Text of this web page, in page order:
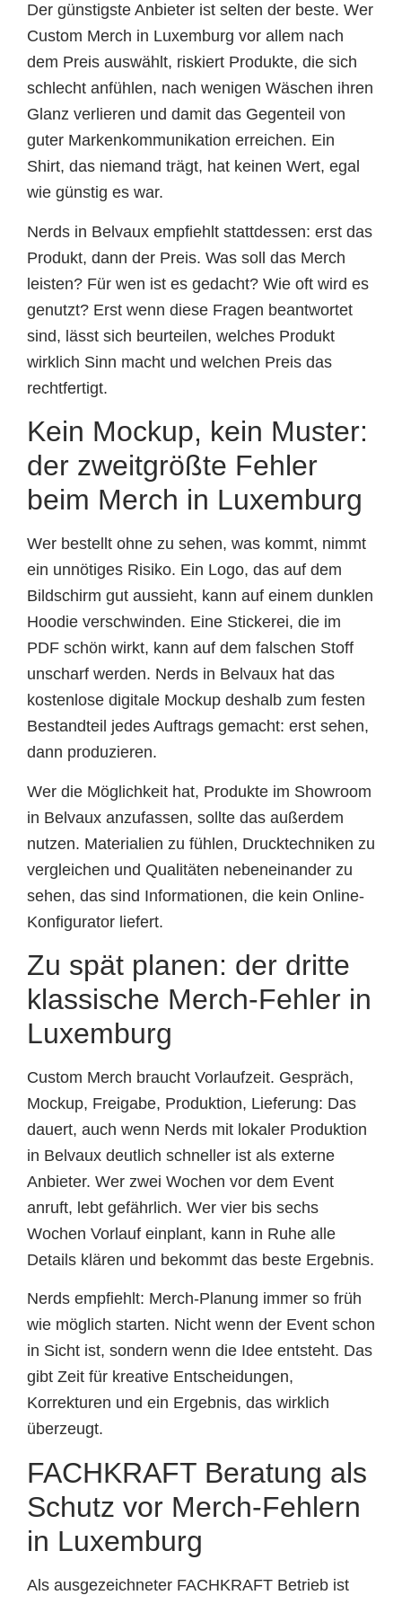
Der günstigste Anbieter ist selten der beste. Wer
Custom Merch in Luxemburg vor allem nach
dem Preis auswählt, riskiert Produkte, die sich
schlecht anfühlen, nach wenigen Wäschen ihren
Glanz verlieren und damit das Gegenteil von
guter Markenkommunikation erreichen. Ein
Shirt, das niemand trägt, hat keinen Wert, egal
wie günstig es war.
Nerds in Belvaux empfiehlt stattdessen: erst das
Produkt, dann der Preis. Was soll das Merch
leisten? Für wen ist es gedacht? Wie oft wird es
genutzt? Erst wenn diese Fragen beantwortet
sind, lässt sich beurteilen, welches Produkt
wirklich Sinn macht und welchen Preis das
rechtfertigt.
Kein Mockup, kein Muster:
der zweitgrößte Fehler
beim Merch in Luxemburg
Wer bestellt ohne zu sehen, was kommt, nimmt
ein unnötiges Risiko. Ein Logo, das auf dem
Bildschirm gut aussieht, kann auf einem dunklen
Hoodie verschwinden. Eine Stickerei, die im
PDF schön wirkt, kann auf dem falschen Stoff
unscharf werden. Nerds in Belvaux hat das
kostenlose digitale Mockup deshalb zum festen
Bestandteil jedes Auftrags gemacht: erst sehen,
dann produzieren.
Wer die Möglichkeit hat, Produkte im Showroom
in Belvaux anzufassen, sollte das außerdem
nutzen. Materialien zu fühlen, Drucktechniken zu
vergleichen und Qualitäten nebeneinander zu
sehen, das sind Informationen, die kein Online-
Konfigurator liefert.
Zu spät planen: der dritte
klassische Merch-Fehler in
Luxemburg
Custom Merch braucht Vorlaufzeit. Gespräch,
Mockup, Freigabe, Produktion, Lieferung: Das
dauert, auch wenn Nerds mit lokaler Produktion
in Belvaux deutlich schneller ist als externe
Anbieter. Wer zwei Wochen vor dem Event
anruft, lebt gefährlich. Wer vier bis sechs
Wochen Vorlauf einplant, kann in Ruhe alle
Details klären und bekommt das beste Ergebnis.
Nerds empfiehlt: Merch-Planung immer so früh
wie möglich starten. Nicht wenn der Event schon
in Sicht ist, sondern wenn die Idee entsteht. Das
gibt Zeit für kreative Entscheidungen,
Korrekturen und ein Ergebnis, das wirklich
überzeugt.
FACHKRAFT Beratung als
Schutz vor Merch-Fehlern
in Luxemburg
Als ausgezeichneter FACHKRAFT Betrieb ist